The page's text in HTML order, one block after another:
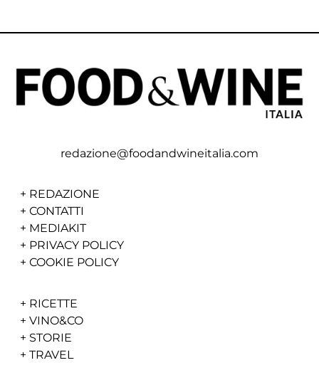
redazione@foodandwineitalia.com
+ REDAZIONE
+ CONTATTI
+ MEDIAKIT
+ PRIVACY POLICY
+ COOKIE POLICY
+ RICETTE
+ VINO&CO
+ STORIE
+ TRAVEL